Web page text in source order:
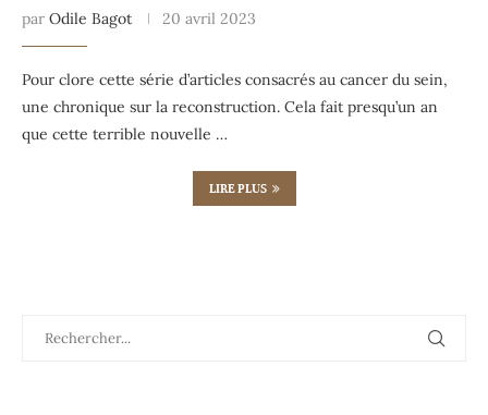
par Odile Bagot 20 avril 2023
Pour clore cette série d’articles consacrés au cancer du sein,
une chronique sur la reconstruction. Cela fait presqu’un an
que cette terrible nouvelle …
LIRE PLUS